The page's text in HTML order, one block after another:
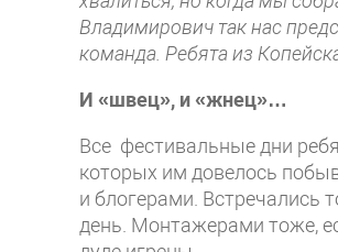
Владимирович так нас
команда. Ребята из
И «швец», и «жнец»…
Все фестивальные дни
которых им довелось
и блогерами. Встречались
день. Монтажерами тоже,